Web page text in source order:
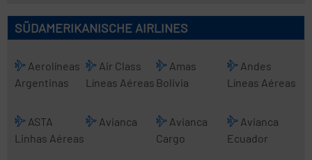
SÜDAMERIKANISCHE AIRLINES
Aerolíneas
Argentinas
Air Class
Líneas Aéreas
Amas
Bolivia
Andes
Líneas Aéreas
ASTA
Linhas Aéreas
Avianca
Avianca
Cargo
Avianca
Ecuador